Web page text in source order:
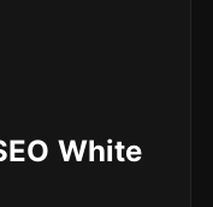
White